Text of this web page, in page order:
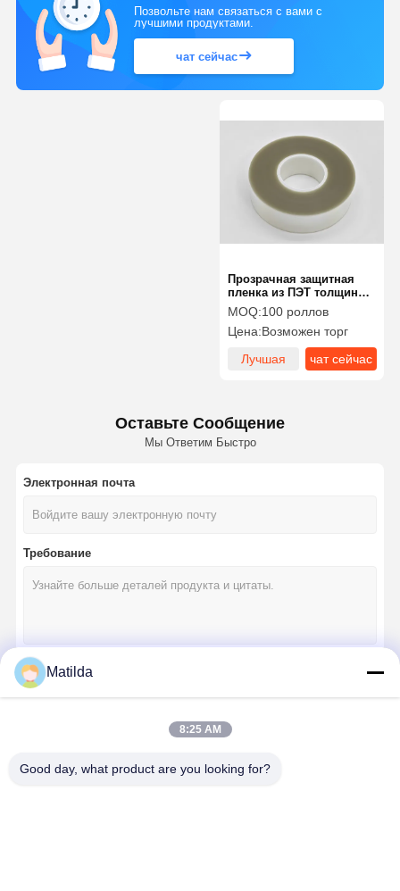
Позвольте нам связаться с вами с
лучшими продуктами.
чат сейчас
Прозрачная защитная
пленка из ПЭТ толщиной
75 мкм для защиты
электроники
MOQ:100 роллов
Цена:Возможен торг
Лучшая
чат сейчас
Оставьте Сообщение
Мы Ответим Быстро
Электронная почта
Требование
Наши Категории
Matilda
8:25 AM
Good day, what product are you looking for?